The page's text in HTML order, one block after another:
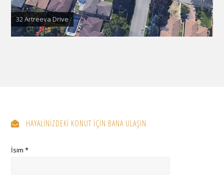
32 Artreeva Drive
HAYALİNİZDEKİ KONUT İÇİN BANA ULAŞIN
İsim *